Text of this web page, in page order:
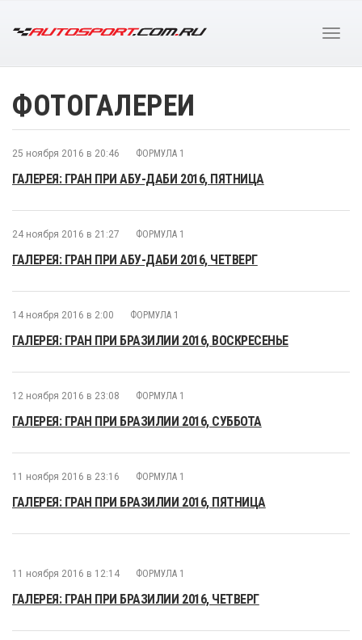
ФОТОГАЛЕРЕИ
25 ноября 2016 в 20:46 ФОРМУЛА 1
ГАЛЕРЕЯ: ГРАН ПРИ АБУ-ДАБИ 2016, ПЯТНИЦА
24 ноября 2016 в 21:27 ФОРМУЛА 1
ГАЛЕРЕЯ: ГРАН ПРИ АБУ-ДАБИ 2016, ЧЕТВЕРГ
14 ноября 2016 в 2:00 ФОРМУЛА 1
ГАЛЕРЕЯ: ГРАН ПРИ БРАЗИЛИИ 2016, ВОСКРЕСЕНЬЕ
12 ноября 2016 в 23:08 ФОРМУЛА 1
ГАЛЕРЕЯ: ГРАН ПРИ БРАЗИЛИИ 2016, СУББОТА
11 ноября 2016 в 23:16 ФОРМУЛА 1
ГАЛЕРЕЯ: ГРАН ПРИ БРАЗИЛИИ 2016, ПЯТНИЦА
11 ноября 2016 в 12:14 ФОРМУЛА 1
ГАЛЕРЕЯ: ГРАН ПРИ БРАЗИЛИИ 2016, ЧЕТВЕРГ